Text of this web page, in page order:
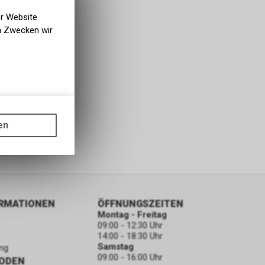
ÖFFNUNGSZEITEN
Montag - Freitag
09:00 - 12:30 Uhr
14:00 - 18:30 Uhr
Samstag
09:00 - 16:00 Uhr
Website
Zwecken wir
wie die
die